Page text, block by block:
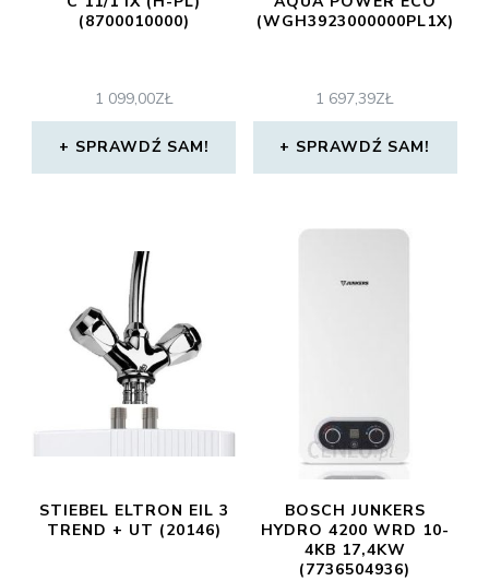
(8700010000)
1 099,00ZŁ
SPRAWDŹ SAM!
(WGH3923000000PL1X)
1 697,39ZŁ
SPRAWDŹ SAM!
STIEBEL ELTRON EIL 3
TREND + UT (20146)
BOSCH JUNKERS
HYDRO 4200 WRD 10-
4KB 17,4KW
(7736504936)